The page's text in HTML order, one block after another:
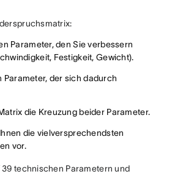
Parameter, den Sie verbessern
Festigkeit, Gewicht).
Parameter, der sich dadurch
die Kreuzung beider Parameter.
die vielversprechendsten
vor.
technischen Parametern und